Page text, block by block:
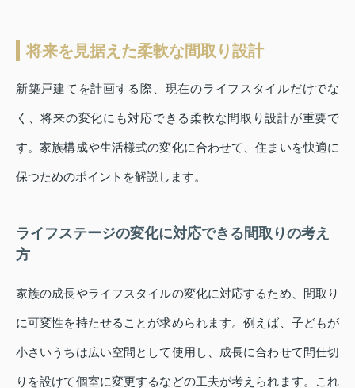
将来を見据えた柔軟な間取り設計
新築戸建てを計画する際、現在のライフスタイルだけでな
く、将来の変化にも対応できる柔軟な間取り設計が重要で
す。家族構成や生活様式の変化に合わせて、住まいを快適に
保つためのポイントを解説します。
ライフステージの変化に対応できる間取りの考え
方
家族の成長やライフスタイルの変化に対応するため、間取り
に可変性を持たせることが求められます。例えば、子どもが
小さいうちは広い空間として使用し、成長に合わせて間仕切
りを設けて個室に変更するなどの工夫が考えられます。これ